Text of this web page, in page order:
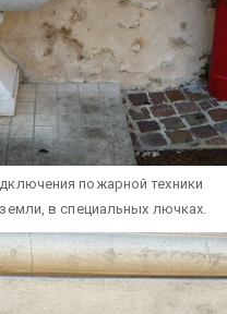
пожарной техники
в специальных лючках.